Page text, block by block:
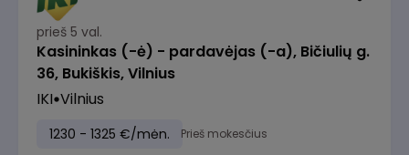
prieš 5 val.
Kasininkas (-ė) - pardavėjas (-a), Bičiulių g.
36, Bukiškis, Vilnius
IKI Vilnius
1230 - 1325 €/mėn. Prieš mokesčius